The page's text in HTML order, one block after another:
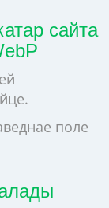
сайта
поле